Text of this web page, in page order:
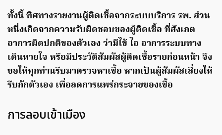
ทั้งนี้ ทิศทางรายงานผู้ติดเชื้อจากระบบบริการ รพ. ส่วน
หนึ่งเกิดจากความรับผิดชอบของผู้ติดเชื้อ ที่สังเกต
อาการผิดปกติของตัวเอง ว่ามีไข้ ไอ อาการระบบทาง
เดินหายใจ หรือมีประวัติสัมผัสผู้ติดเชื้อรายก่อนหน้า จึง
ขอให้ทุกท่านรีบมาตรวจหาเชื้อ หากเป็นผู้สัมผัสเสี่ยงให้
รีบกักตัวเอง เพื่อลดการแพร่กระจายของเชื้อ
การลอบเข้าเมือง